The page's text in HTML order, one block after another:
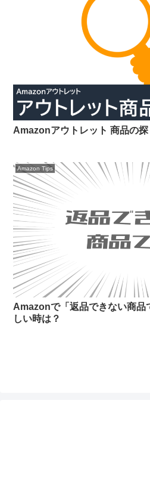
Amazonアウトレット 商品の探
Amazon Tips
Amazonで「返品できない商品
しい時は？